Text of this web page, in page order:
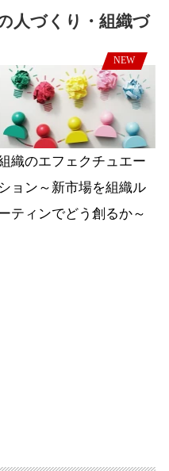
人づくり・組織づ
NEW
織のエフェクチュエー
ション～新市場を組織ル
ティンでどう創るか～